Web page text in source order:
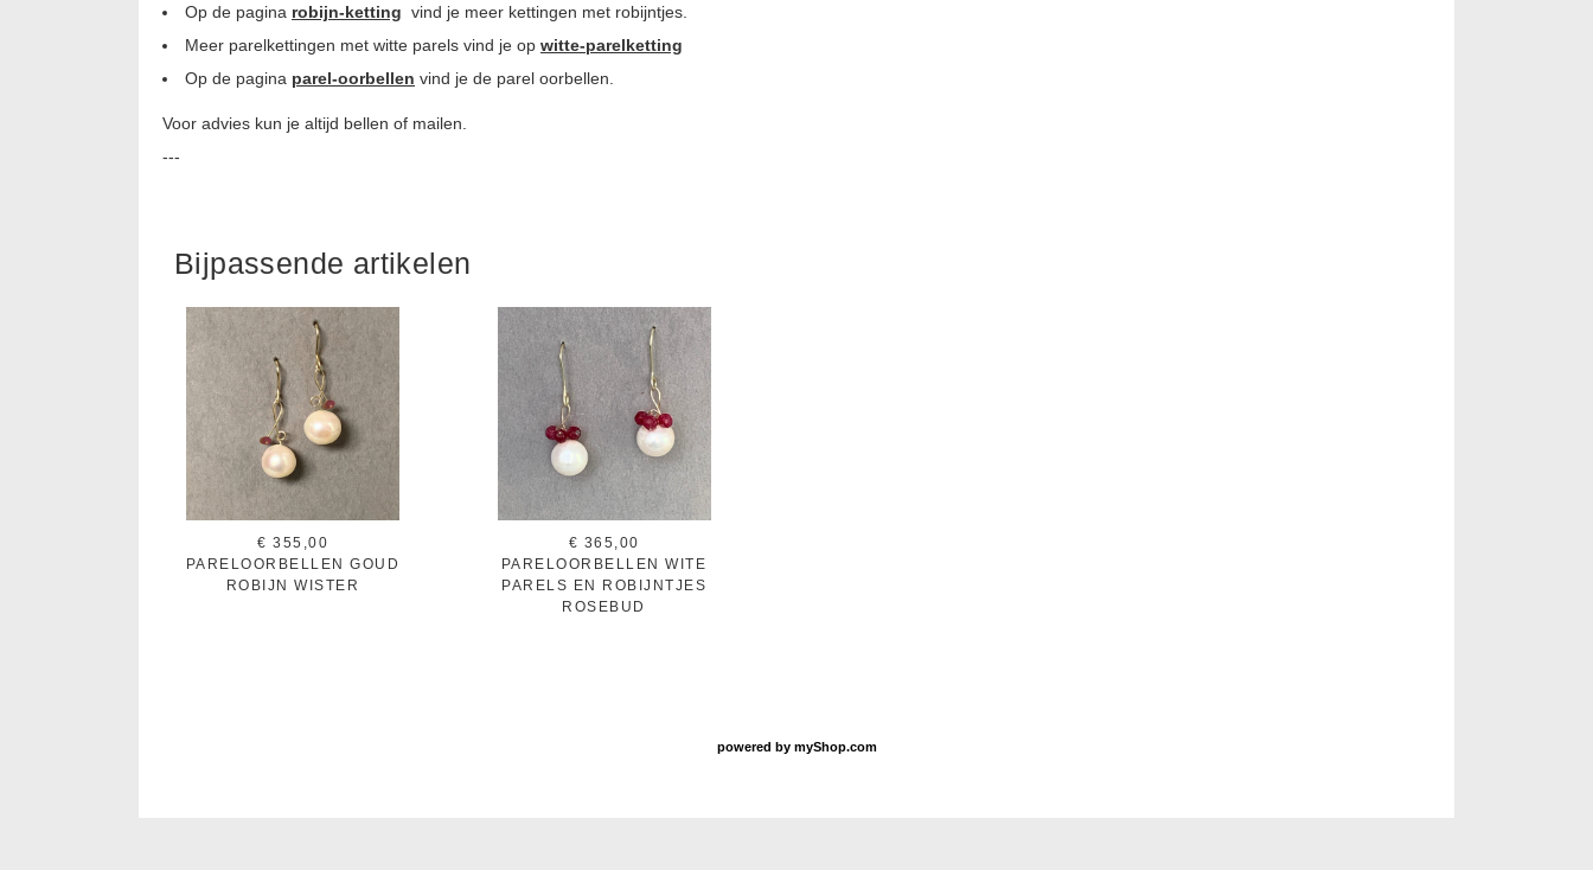
Op de pagina robijn-ketting vind je meer kettingen met robijntjes.
Meer parelkettingen met witte parels vind je op witte-parelketting
Op de pagina parel-oorbellen vind je de parel oorbellen.
Voor advies kun je altijd bellen of mailen.
---
Bijpassende artikelen
€ 355,00
PARELOORBELLEN GOUD
ROBIJN WISTER
€ 365,00
PARELOORBELLEN WITE
PARELS EN ROBIJNTJES
ROSEBUD
powered by myShop.com